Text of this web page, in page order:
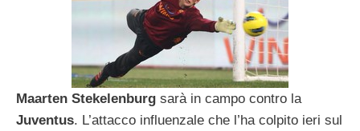
Maarten Stekelenburg sarà in campo contro la
Juventus. L’attacco influenzale che l’ha colpito ieri sul